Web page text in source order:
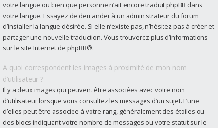
votre langue ou bien que personne n’ait encore traduit phpBB dans
votre langue. Essayez de demander à un administrateur du forum
d’installer la langue désirée. Si elle n’existe pas, n’hésitez pas à créer et
partager une nouvelle traduction. Vous trouverez plus d’informations
sur le site Internet de phpBB®.
A quoi correspondent les images à proximité de mon nom
d’utilisateur ?
Il y a deux images qui peuvent être associées avec votre nom
d’utilisateur lorsque vous consultez les messages d’un sujet. L’une
d’elles peut être associée à votre rang, généralement des étoiles ou
des blocs indiquant votre nombre de messages ou votre statut sur le